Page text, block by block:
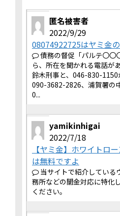
匿名被害者
2022/9/29
08074922725はヤミ金
債務の督促「パルテ〇〇
ら、所在を聞かれる電話が
鈴木刑事と、046-830-
090-3682-2826、浦賀署の
0...
yamikinhigai
2022/7/18
【ヤミ金】ホワイトロ
は無料ですよ
当サイトで紹介している
務所などの闇金対応に特化
ください。